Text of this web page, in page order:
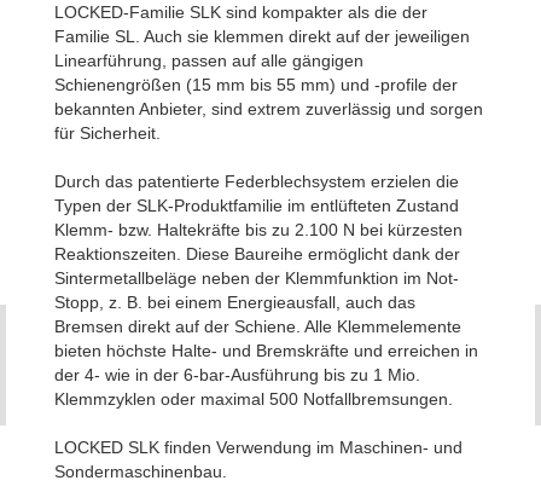
LOCKED-Familie SLK sind kompakter als die der
Familie SL. Auch sie klemmen direkt auf der jeweiligen
Linearführung, passen auf alle gängigen
Schienengrößen (15 mm bis 55 mm) und -profile der
bekannten Anbieter, sind extrem zuverlässig und sorgen
für Sicherheit.
Durch das patentierte Federblechsystem erzielen die
Typen der SLK-Produktfamilie im entlüfteten Zustand
Klemm- bzw. Haltekräfte bis zu 2.100 N bei kürzesten
Reaktionszeiten. Diese Baureihe ermöglicht dank der
Sintermetallbeläge neben der Klemmfunktion im Not-
Stopp, z. B. bei einem Energieausfall, auch das
Bremsen direkt auf der Schiene. Alle Klemmelemente
bieten höchste Halte- und Bremskräfte und erreichen in
der 4- wie in der 6-bar-Ausführung bis zu 1 Mio.
Klemmzyklen oder maximal 500 Notfallbremsungen.
LOCKED SLK finden Verwendung im Maschinen- und
Sondermaschinenbau.